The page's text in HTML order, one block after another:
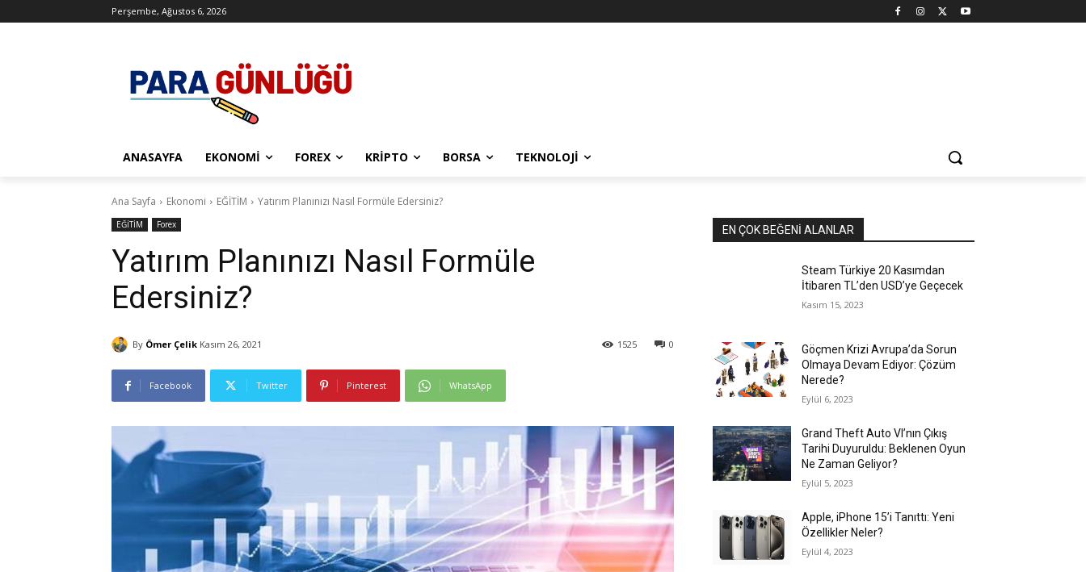
Perşembe, Ağustos 6, 2026
ANASAYFA EKONOMI FOREX KRIPTO BORSA TEKNOLOJI
Ana Sayfa Ekonomi EĞİTİM Yatırım Planınızı Nasıl Formüle Edersiniz?
EĞİTİM Forex
Yatırım Planınızı Nasıl Formüle
Edersiniz?
By Ömer Çelik Kasım 26, 2021 0
1525
Facebook Twitter Pinterest WhatsApp
EN ÇOK BEĞENI ALANLAR
Steam Türkiye 20 Kasımdan
İtibaren TL’den USD’ye Geçecek
Kasım 15, 2023
Göçmen Krizi Avrupa’da Sorun
Olmaya Devam Ediyor: Çözüm
Nerede?
Eylül 6, 2023
Grand Theft Auto VI’nın Çıkış
Tarihi Duyuruldu: Beklenen Oyun
Ne Zaman Geliyor?
Eylül 5, 2023
Apple, iPhone 15’i Tanıttı: Yeni
Özellikler Neler?
Eylül 4, 2023